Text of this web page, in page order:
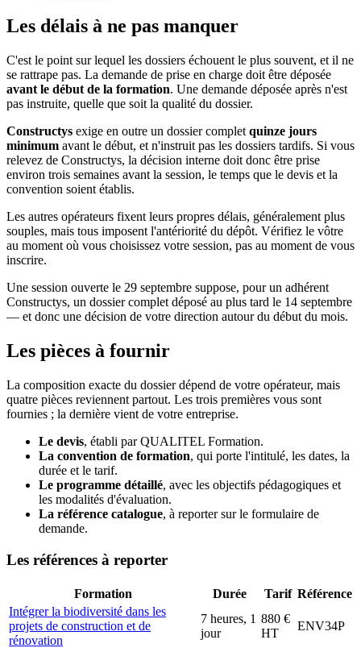
Les délais à ne pas manquer
C'est le point sur lequel les dossiers échouent le plus souvent, et il ne
se rattrape pas. La demande de prise en charge doit être déposée
avant le début de la formation. Une demande déposée après n'est
pas instruite, quelle que soit la qualité du dossier.
Constructys exige en outre un dossier complet quinze jours
minimum avant le début, et n'instruit pas les dossiers tardifs. Si vous
relevez de Constructys, la décision interne doit donc être prise
environ trois semaines avant la session, le temps que le devis et la
convention soient établis.
Les autres opérateurs fixent leurs propres délais, généralement plus
souples, mais tous imposent l'antériorité du dépôt. Vérifiez le vôtre
au moment où vous choisissez votre session, pas au moment de vous
inscrire.
Une session ouverte le 29 septembre suppose, pour un adhérent
Constructys, un dossier complet déposé au plus tard le 14 septembre
— et donc une décision de votre direction autour du début du mois.
Les pièces à fournir
La composition exacte du dossier dépend de votre opérateur, mais
quatre pièces reviennent partout. Les trois premières vous sont
fournies ; la dernière vient de votre entreprise.
Le devis, établi par QUALITEL Formation.
La convention de formation, qui porte l'intitulé, les dates, la
durée et le tarif.
Le programme détaillé, avec les objectifs pédagogiques et
les modalités d'évaluation.
La référence catalogue, à reporter sur le formulaire de
demande.
Les références à reporter
Formation Durée Tarif Référence
Intégrer la biodiversité dans les
projets de construction et de
rénovation
7 heures, 1
jour
880 €
HT
ENV34P